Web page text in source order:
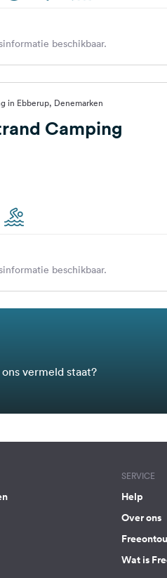
beschikbaar.
in Ebberup, Denemarken
Camping
beschikbaar.
vermeld staat?
SERVICE
Help
Over ons
Wat is